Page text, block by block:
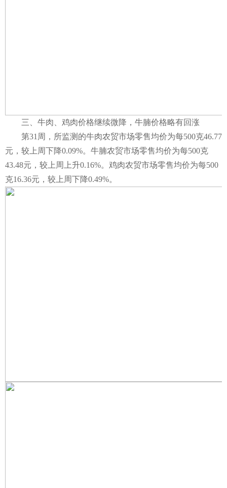
三、牛肉、鸡肉价格继续微降，牛腩价格略有回涨
第31周，所监测的牛肉农贸市场零售均价为每500克46.77
元，较上周下降0.09%。牛腩农贸市场零售均价为每500克
43.48元，较上周上升0.16%。鸡肉农贸市场零售均价为每500
克16.36元，较上周下降0.49%。